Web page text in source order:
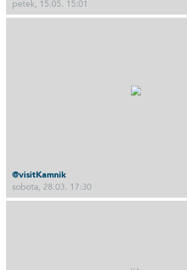
petek, 15.05. 15:01
@visitKamnik
sobota, 28.03. 17:30